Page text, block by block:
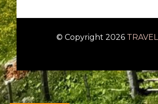
© Copyright 2026